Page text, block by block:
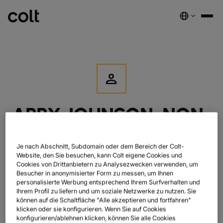
SKALIERBARE INFRASTRUKTUR
EMPFOHLENE PRODUKTE
DUNKLE GLASFASER
SPEKTRUM
WELLENLÄNGEN-SERVICES
GROSSHANDELS‑SIP
person
ABBY JOHNSON, NON-
Abby Johnson was appointed to the Board on 1 October 2015.
Abby is President and CEO of FMR LLC, the parent company of
Fidelity Investments. Abby joined the firm in 1988 and began
her career as an equity research analyst. She spent a number
of years in the company’s asset management division, where
she served as president from 2001 to 2005. Abby has held
various senior management roles at FMR, including as president
Je nach Abschnitt, Subdomain oder dem Bereich der Colt-
Website, den Sie besuchen, kann Colt eigene Cookies und
Cookies von Drittanbietern zu Analysezwecken verwenden, um
Besucher in anonymisierter Form zu messen, um Ihnen
personalisierte Werbung entsprechend Ihrem Surfverhalten und
Ihrem Profil zu liefern und um soziale Netzwerke zu nutzen. Sie
können auf die Schaltfläche "Alle akzeptieren und fortfahren"
klicken oder sie konfigurieren. Wenn Sie auf Cookies
konfigurieren/ablehnen klicken, können Sie alle Cookies